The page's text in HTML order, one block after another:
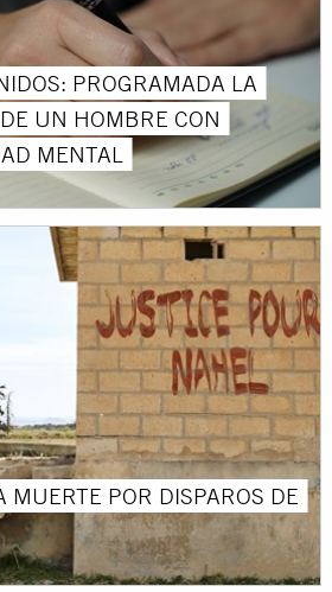
PROGRAMADA LA
UN HOMBRE CON
MENTAL
MUERTE POR DISPAROS DE